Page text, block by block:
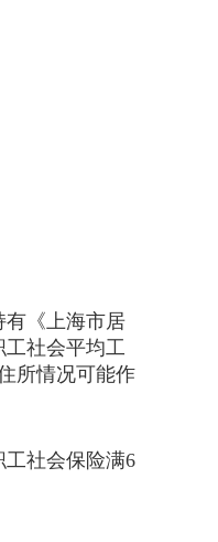
《上海市居
社会平均工
所情况可能作
社会保险满6